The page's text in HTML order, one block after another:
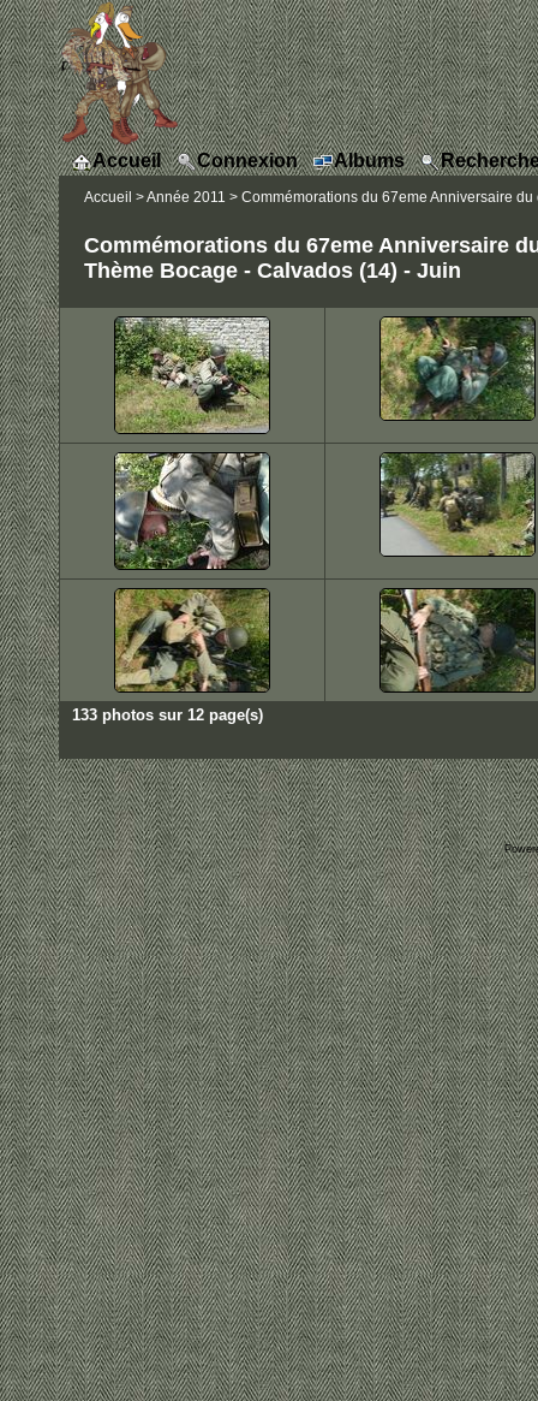
Accueil Connexion Albums
Accueil >Année 2011 > Commémorations du 67eme Anniversaire
Commémorations du 67eme Anniversaire
Thème Bocage - Calvados (14) - Juin
133 photos sur 12 page(s)